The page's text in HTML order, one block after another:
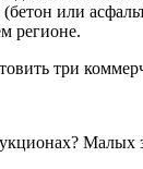
или
регионе.
три
Малых